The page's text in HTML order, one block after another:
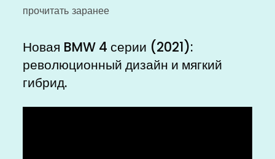
прочитать заранее
Новая BMW 4 серии (2021):
революционный дизайн и мягкий
гибрид.